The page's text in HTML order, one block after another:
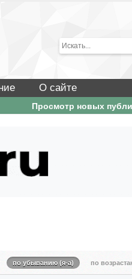
О сайте
Просмотр новых
по убыванию (я-а) по